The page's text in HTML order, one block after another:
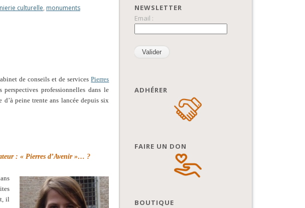
culturelle, monuments
de conseils et de servicesPierres
perspectives professionnelles dans le
d’à peine trente ans lancée depuis six
: « Pierres d’Avenir »… ?
il
NEWSLETTER
Email :
ADHÉRER
FAIRE UN DON
BOUTIQUE